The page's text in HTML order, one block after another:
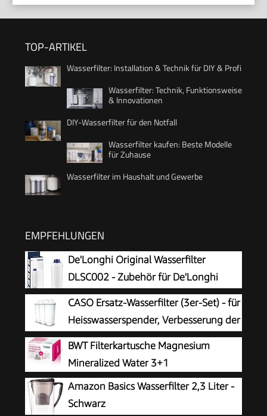
TOP-ARTIKEL
Wasserfilter: Installation & Technik für DIY & Profi
Wasserfilter: Technik, Funktionsweise
& Innovationen
DIY-Wasserfilter für den Notfall
Wasserfilter kaufen: Beste Modelle
für Zuhause
Wasserfilter im Haushalt und Gewerbe
EMPFEHLUNGEN
De'Longhi Original Wasserfilter
DLSC002 - Zubehör für De'Longhi
Kaffeevollautomaten mit Wasserfilter,
Pflege und Schutz der Maschine,optimiert die
Kaffeequalität und schützt vor Kalk, 0.5 L,1 Pack
CASO Ersatz-Wasserfilter (3er-Set) - für
Heisswasserspender, Verbesserung der
Wasserqualität, Reduzierung von Kalk,
Chlor und Schadstoffen, 5-schichtiges
Filtrationsprinzip
BWT Filterkartusche Magnesium
Mineralized Water 3+1
Amazon Basics Wasserfilter 2,3 Liter -
Schwarz